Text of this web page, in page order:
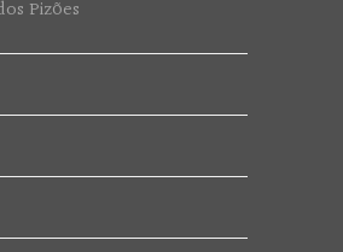
Pizões